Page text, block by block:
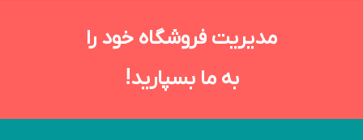
مدیریت فروشگاه خود را
به ما بسپارید!